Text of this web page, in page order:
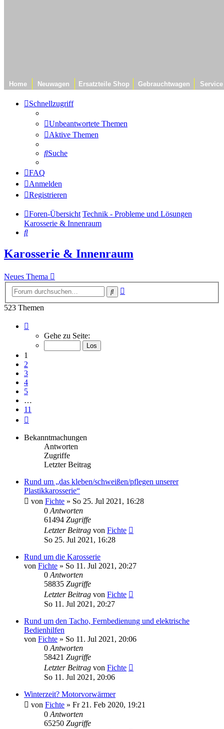
Home Neuwagen Ersatzteile Shop Gebrauchtwagen Service
Schnellzugriff
Unbeantwortete Themen
Aktive Themen
Suche
FAQ
Anmelden
Registrieren
Foren-Übersicht Technik - Probleme und Lösungen
Karosserie & Innenraum
Suche
Karosserie & Innenraum
Neues Thema
Suche
523 Themen
von
Gehe zu Seite:
1
2
3
4
5
…
11
Bekanntmachungen
Antworten
Zugriffe
Letzter Beitrag
Rund um „das kleben/schweißen/pflegen unserer
Plastikkarosserie“
von Fichte » So 25. Jul 2021, 16:28
0Antworten
61494 Zugriffe
Letzter Beitrag von Fichte
So 25. Jul 2021, 16:28
Rund um die Karosserie
von Fichte » So 11. Jul 2021, 20:27
0Antworten
58835 Zugriffe
Letzter Beitrag von Fichte
So 11. Jul 2021, 20:27
Rund um den Tacho, Fernbedienung und elektrische
Bedienhilfen
von Fichte » So 11. Jul 2021, 20:06
0Antworten
58421 Zugriffe
Letzter Beitrag von Fichte
So 11. Jul 2021, 20:06
Winterzeit? Motorvorwärmer
von Fichte » Fr 21. Feb 2020, 19:21
0Antworten
65250 Zugriffe